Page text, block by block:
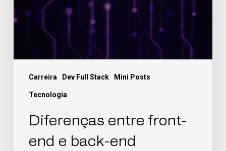
Carreira Dev Full Stack Mini Posts
Tecnologia
Diferenças entre front-
end e back-end